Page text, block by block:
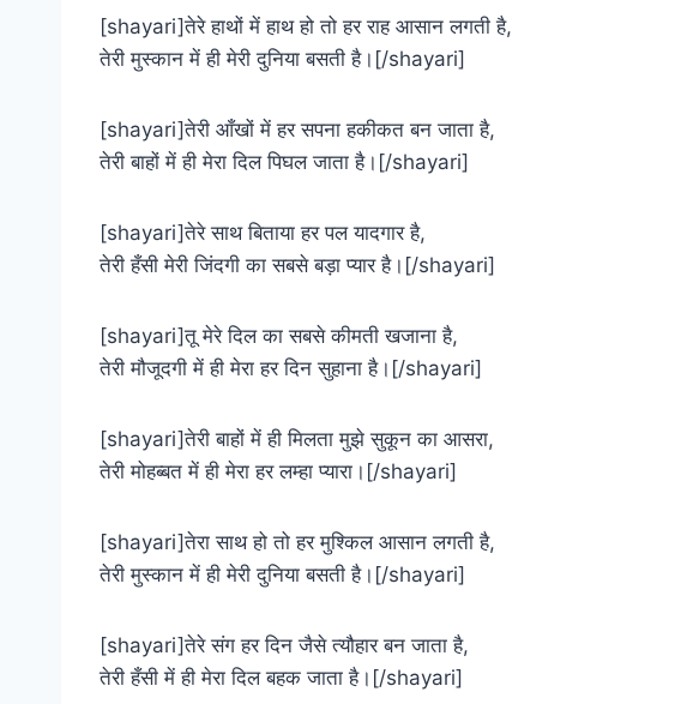
[shayari]तेरे हाथों में हाथ हो तो हर राह आसान लगती है,
तेरी मुस्कान में ही मेरी दुनिया बसती है।[/shayari]
[shayari]तेरी आँखों में हर सपना हकीकत बन जाता है,
तेरी बाहों में ही मेरा दिल पिघल जाता है।[/shayari]
[shayari]तेरे साथ बिताया हर पल यादगार है,
तेरी हँसी मेरी जिंदगी का सबसे बड़ा प्यार है।[/shayari]
[shayari]तू मेरे दिल का सबसे कीमती खजाना है,
तेरी मौजूदगी में ही मेरा हर दिन सुहाना है।[/shayari]
[shayari]तेरी बाहों में ही मिलता मुझे सुकून का आसरा,
तेरी मोहब्बत में ही मेरा हर लम्हा प्यारा।[/shayari]
[shayari]तेरा साथ हो तो हर मुश्किल आसान लगती है,
तेरी मुस्कान में ही मेरी दुनिया बसती है।[/shayari]
[shayari]तेरे संग हर दिन जैसे त्यौहार बन जाता है,
तेरी हँसी में ही मेरा दिल बहक जाता है।[/shayari]